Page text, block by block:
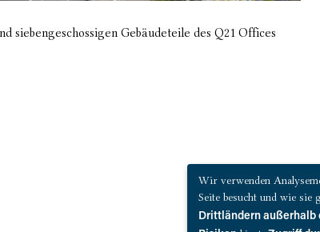
siebengeschossigen Gebäudeteile des Q21 Offices
Wir verwenden
Seite besucht und wie sie
Drittländern außerhalb